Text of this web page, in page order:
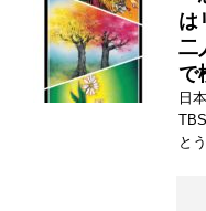
は
二
で
日
と